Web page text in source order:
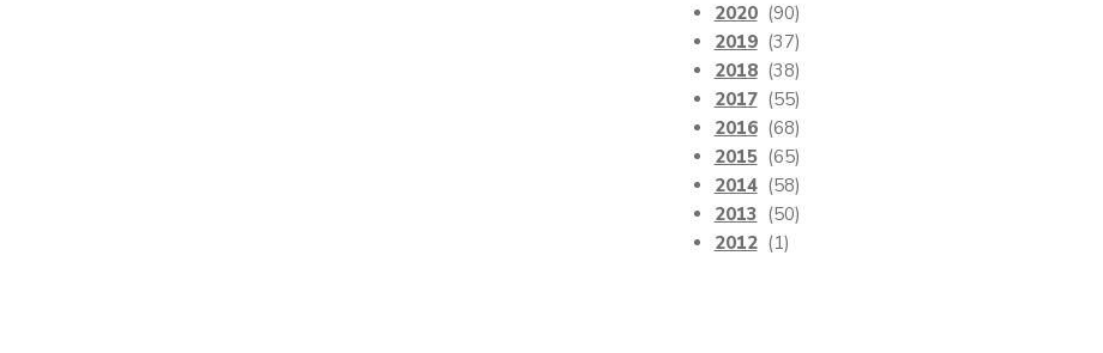
2020 (90)
2019 (37)
2018 (38)
2017 (55)
2016 (68)
2015 (65)
2014 (58)
2013 (50)
2012 (1)